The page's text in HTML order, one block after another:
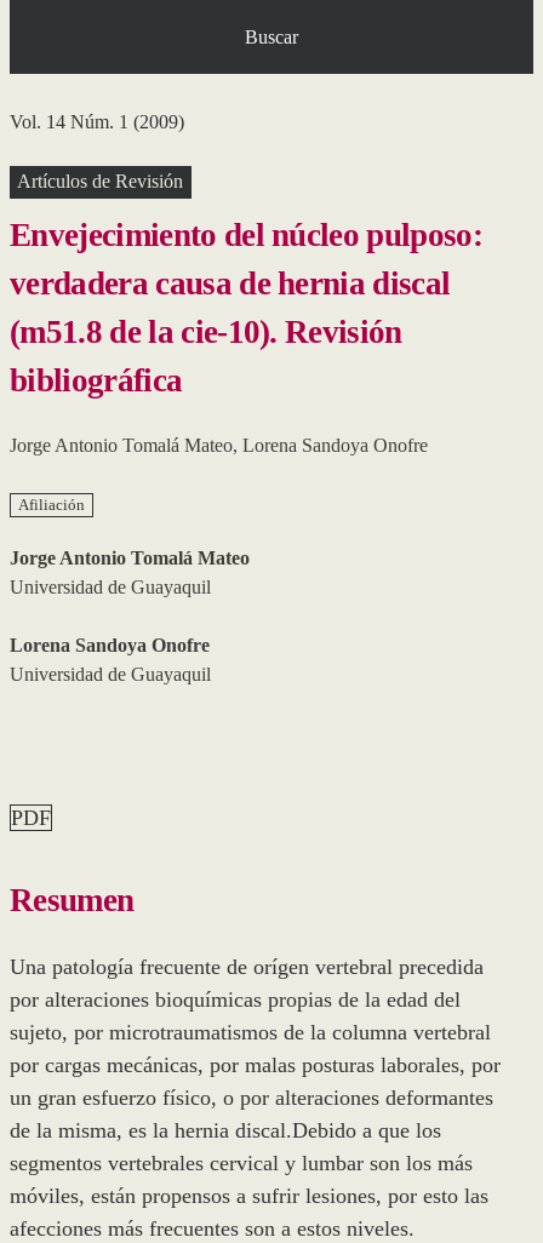
Buscar
Vol. 14 Núm. 1 (2009)
Artículos de Revisión
Envejecimiento del núcleo pulposo:
verdadera causa de hernia discal
(m51.8 de la cie-10). Revisión
bibliográfica
Jorge Antonio Tomalá Mateo, Lorena Sandoya Onofre
Afiliación
Jorge Antonio Tomalá Mateo
Universidad de Guayaquil
Lorena Sandoya Onofre
Universidad de Guayaquil
PDF
Resumen
Una patología frecuente de orígen vertebral precedida
por alteraciones bioquímicas propias de la edad del
sujeto, por microtraumatismos de la columna vertebral
por cargas mecánicas, por malas posturas laborales, por
un gran esfuerzo físico, o por alteraciones deformantes
de la misma, es la hernia discal.Debido a que los
segmentos vertebrales cervical y lumbar son los más
móviles, están propensos a sufrir lesiones, por esto las
afecciones más frecuentes son a estos niveles.